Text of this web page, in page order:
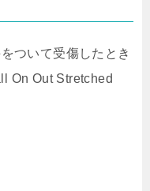
ついて受傷したとき
On Out Stretched